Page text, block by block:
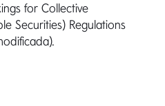
for Collective
Securities) Regulations